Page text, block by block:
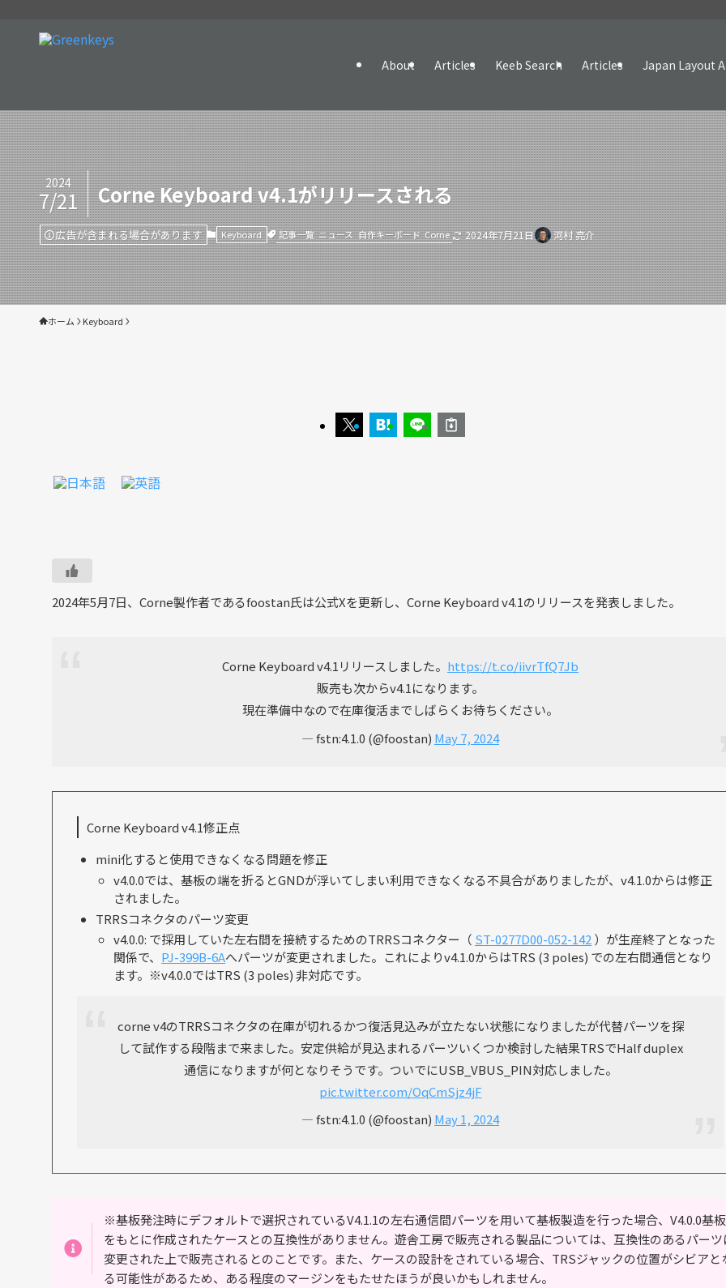
About Articles Keeb Search Articles Japan Layout
Corne Keyboard v4.1がリリースされる
2024
7/21
広告が含まれる場合があります Keyboard 記事一覧 ニュース 自作キーボード Corne 2024年7月21日 河村 亮介
ホーム Keyboard
2024年5月7日、Corne製作者であるfoostan氏は公式Xを更新し、Corne Keyboard v4.1のリリースを発表しました。
Corne Keyboard v4.1リリースしました。 https://t.co/iivrTfQ7Jb
販売も次からv4.1になります。
現在準備中なので在庫復活までしばらくお待ちください。
— fstn:4.1.0 (@foostan) May 7, 2024
Corne Keyboard v4.1修正点
mini化すると使用できなくなる問題を修正
v4.0.0では、基板の端を折るとGNDが浮いてしまい利用できなくなる不具合がありましたが、v4.1.0からは修正
されました。
TRRSコネクタのパーツ変更
v4.0.0: で採用していた左右間を接続するためのTRRSコネクター（ ST-0277D00-052-142）が生産終了となった
関係で、 PJ-399B-6Aへパーツが変更されました。これによりv4.1.0からはTRS (3 poles) での左右間通信となり
ます。※v4.0.0ではTRS (3 poles) 非対応です。
corne v4のTRRSコネクタの在庫が切れるかつ復活見込みが立たない状態になりましたが代替パーツを探
して試作する段階まで来ました。安定供給が見込まれるパーツいくつか検討した結果TRSでHalf duplex
通信になりますが何となりそうです。ついでにUSB_VBUS_PIN対応しました。
pic.twitter.com/OqCmSjz4jF
— fstn:4.1.0 (@foostan) May 1, 2024
※基板発注時にデフォルトで選択されているV4.1.1の左右通信間パーツを用いて基板製造を行った場合、V4.0.0基板
をもとに作成されたケースとの互換性がありません。遊舎工房で販売される製品については、互換性のあるパーツ
変更された上で販売されるとのことです。また、ケースの設計をされている場合、TRSジャックの位置がシビアと
る可能性があるため、ある程度のマージンをもたせたほうが良いかもしれません。